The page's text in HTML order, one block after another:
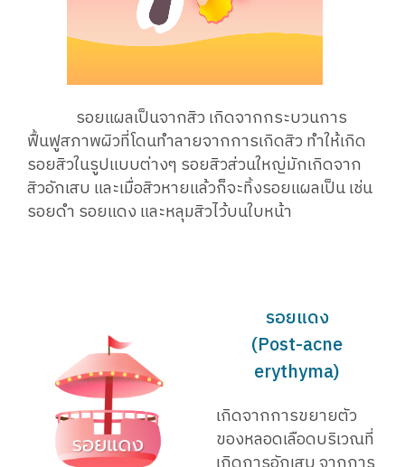
รอยแผลเป็นจากสิว เกิดจากกระบวนการ
ฟื้นฟูสภาพผิวที่โดนทำลายจากการเกิดสิว ทำให้เกิด
รอยสิวในรูปแบบต่างๆ รอยสิวส่วนใหญ่มักเกิดจาก
สิวอักเสบ และเมื่อสิวหายแล้วก็จะทิ้งรอยแผลเป็น เช่น
รอยดำ รอยแดง และหลุมสิวไว้บนใบหน้า
รอยแดง
(Post-acne
erythyma)
เกิดจากการขยายตัว
ของหลอดเลือดบริเวณที่